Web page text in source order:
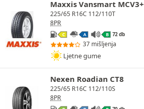
Maxxis Vansmart MCV3+
225/65 R16C 112/110T
8PR
C A B 72 db
37 mišljenja
Ljetne gume
Nexen Roadian CT8
225/65 R16C 112/110S
8PR